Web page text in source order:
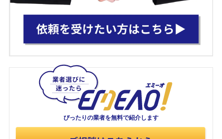
ぴったりの業者を無料で紹介します